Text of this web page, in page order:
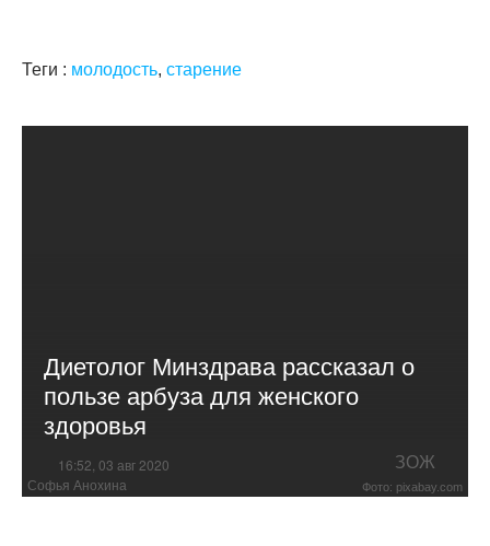
Теги : молодость, старение
Диетолог Минздрава рассказал о
пользе арбуза для женского
здоровья
16:52, 03 авг 2020 ЗОЖ
Софья Анохина Фото: pixabay.com